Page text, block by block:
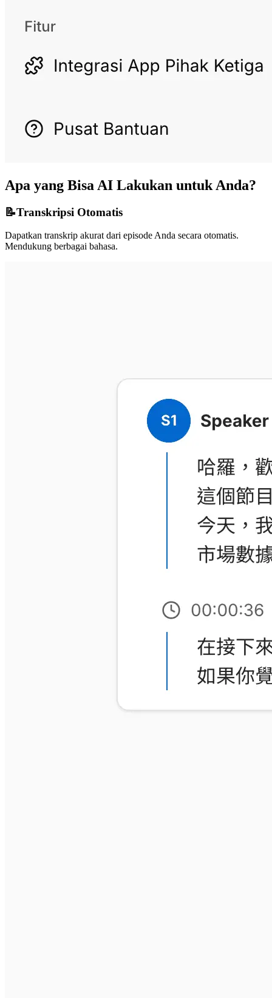
Apa yang Bisa AI Lakukan untuk Anda?
📝Transkripsi Otomatis
Dapatkan transkrip akurat dari episode Anda secara otomatis.
Mendukung berbagai bahasa.